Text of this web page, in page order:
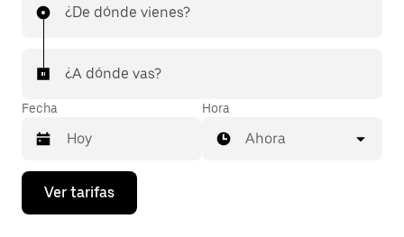
¿De dónde vienes?
¿A dónde vas?
Fecha
Presiona
flecha
Hora
Ahora
Ver tarifas